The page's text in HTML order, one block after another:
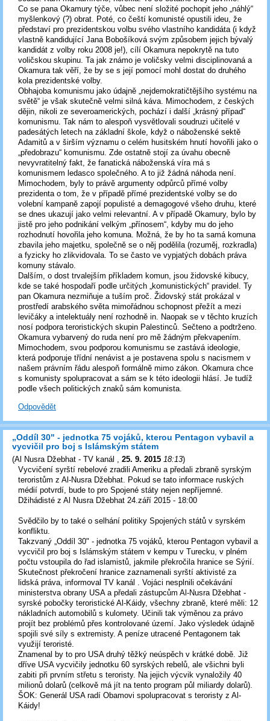
Co se pana Okamury týče, vůbec není složité pochopit jeho „náhlý“
myšlenkový (?) obrat. Poté, co čeští komunisté opustili ideu, že
představí pro prezidentskou volbu svého vlastního kandidáta (i když
vlastně kandidující Jana Bobošíková svým způsobem jejich bývalý
kandidát z volby roku 2008 je!), cílí Okamura nepokrytě na tuto
voličskou skupinu. Ta jak známo je voličsky velmi disciplinovaná a
Okamura tak věří, že by se s její pomocí mohl dostat do druhého
kola prezidentské volby.
Obhajoba komunismu jako údajně „nejdemokratičtějšího systému na
světě“ je však skutečně velmi silná káva. Mimochodem, z českých
dějin, nikoli ze severoamerických, pochází i další „krásný případ“
komunismu. Tak nám to alespoň vysvětlovali soudruzi učitelé v
padesátých letech na základní škole, když o náboženské sektě
Adamitů a v širším významu o celém husitském hnutí hovořili jako o
„předobrazu“ komunismu. Zde ostatně stojí za úvahu obecně
nevyvratitelný fakt, že fanatická náboženská víra má s
komunismem ledasco společného. A to již žádná náhoda není.
Mimochodem, byly to právě argumenty odpůrců přímé volby
prezidenta o tom, že v případě přímé prezidentské volby se do
volební kampaně zapojí populisté a demagogové všeho druhu, které
se dnes ukazují jako velmi relevantní. A v případě Okamury, bylo by
jistě pro jeho podnikání velkým „přínosem“, kdyby mu do jeho
rozhodnutí hovořila jeho komuna. Možná, že by ho ta samá komuna
zbavila jeho majetku, společně se o něj podělila (rozuměj, rozkradla)
a fyzicky ho zlikvidovala. To se často ve vypjatých dobách práva
komuny stávalo.
Dalším, o dost trvalejším příkladem komun, jsou židovské kibucy,
kde se také hospodaří podle určitých „komunistických“ pravidel. Ty
pan Okamura nezmiňuje a tuším proč. Židovský stát prokázal v
prostředí arabského světa mimořádnou schopnost přežít a mezi
levičáky a intelektuály není rozhodně in. Naopak se v těchto kruzích
nosí podpora teroristických skupin Palestinců. Sečteno a podtrženo.
Okamura vybarvený do ruda není pro mě žádným překvapením.
Mimochodem, svou podporou komunismu se zastává ideologie,
která podporuje třídní nenávist a je postavena spolu s nacismem v
našem právním řádu alespoň formálně mimo zákon. Okamura chce
s komunisty spolupracovat a sám se k této ideologii hlásí. Je tudíž
podle všech politických znaků sám komunista.
Odpovědět
„Oddíl 30" - jednotka 75 vojáků, kterou Pentagon vybavil a
vycvičil pro boj s Islámským státem
(Al Nusra Džebhat - TV kanál 25. 9. 2015 18:13)
Vycvičení syrští rebelové zradili Ameriku a předali zbraně syrským
teroristům z Al-Nusra Džebhat. Pokud se tato informace ruských
médií potvrdí, bude to pro Spojené státy nejen nepříjemné.
Džihádisté z Al Nusra Džebhat 24.září 2015 - 18:00
Svědčilo by to také o selhání politiky Spojených států v syrském
konfliktu.
Takzvaný „Oddíl 30" - jednotka 75 vojáků, kterou Pentagon vybavil a
vycvičil pro boj s Islámským státem v kempu v Turecku, v plném
počtu vstoupila do řad islamistů, jakmile překročila hranice se Sýrií.
Skutečnost překročení hranice zaznamenali syrští aktivisté za
lidská práva, informoval TV kanál . Vojáci nesplnili očekávání
ministerstva obrany USA a předali zástupcům Al-Nusra Džebhat -
syrské pobočky teroristické Al-Káidy, všechny zbraně, které měli: 12
nákladních automobilů s kulomety. Učinili tak výměnou za právo
projít bez problémů přes kontrolované území. Jako výsledek údajně
spojili své síly s extremisty. A peníze utracené Pentagonem tak
využijí teroristé.
Znamenal by to pro USA druhý těžký neúspěch v krátké době. Již
dříve USA vycvičily jednotku 60 syrských rebelů, ale všichni byli
zabiti při prvním střetu s teroristy. Na jejich výcvik vynaložily 40
milionů dolarů (celkově má jít na tento program půl miliardy dolarů).
ŠOK: Generál USA radí Obamovi spolupracovat s teroristy z Al-
Káidy!